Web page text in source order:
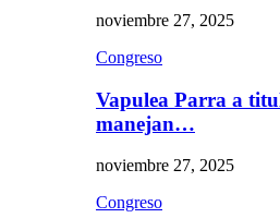
noviembre 27, 2025
Congreso
Vapulea Parra a
manejan…
noviembre 27, 2025
Congreso